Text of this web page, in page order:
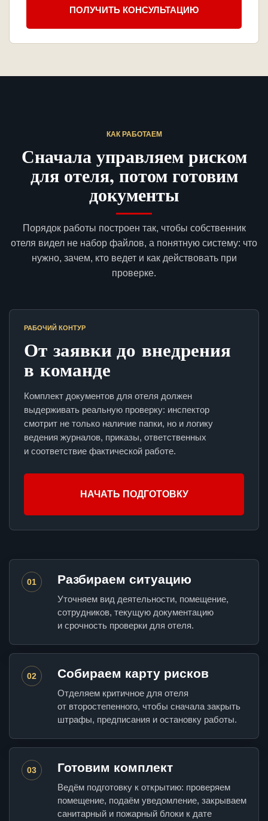
ПОЛУЧИТЬ КОНСУЛЬТАЦИЮ
КАК РАБОТАЕМ
Сначала управляем риском
для отеля, потом готовим
документы
Порядок работы построен так, чтобы собственник
отеля видел не набор файлов, а понятную систему: что
нужно, зачем, кто ведет и как действовать при
проверке.
РАБОЧИЙ КОНТУР
От заявки до внедрения
в команде
Комплект документов для отеля должен
выдерживать реальную проверку: инспектор
смотрит не только наличие папки, но и логику
ведения журналов, приказы, ответственных
и соответствие фактической работе.
НАЧАТЬ ПОДГОТОВКУ
01 Разбираем ситуацию
Уточняем вид деятельности, помещение,
сотрудников, текущую документацию
и срочность проверки для отеля.
02 Собираем карту рисков
Отделяем критичное для отеля
от второстепенного, чтобы сначала закрыть
штрафы, предписания и остановку работы.
03 Готовим комплект
Ведём подготовку к открытию: проверяем
помещение, подаём уведомление, закрываем
санитарный и пожарный блоки к дате